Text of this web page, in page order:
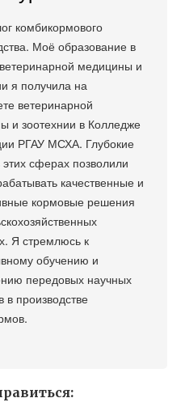
комбикормового
Моё образование в
медицины и
я получила на
ветеринарной
и зоотехнии в Колледже
РГАУ МСХА. Глубокие
сферах позволили
качественные и
кормовые решения
Я стремлюсь к
обучению и
передовых научных
в производстве